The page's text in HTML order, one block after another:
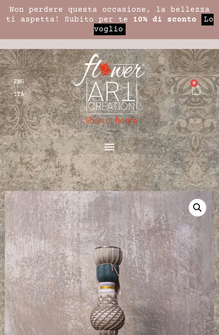
Non perdere questa occasione, la bellezza
ti aspetta! Subito per te 10% di sconto
Lo
voglio
ENG
ITA
0